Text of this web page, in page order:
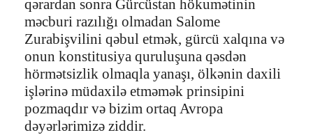
qərardan sonra Gürcüstan hökumətinin
məcburi razılığı olmadan Salome
Zurabişvilini qəbul etmək, gürcü xalqına və
onun konstitusiya quruluşuna qəsdən
hörmətsizlik olmaqla yanaşı, ölkənin daxili
işlərinə müdaxilə etməmək prinsipini
pozmaqdır və bizim ortaq Avropa
dəyərlərimizə ziddir.